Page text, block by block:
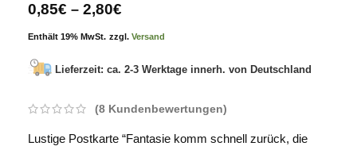
0,85€ – 2,80€
Enthält 19% MwSt. zzgl. Versand
Lieferzeit: ca. 2-3 Werktage innerh. von Deutschland
(8 Kundenbewertungen)
Lustige Postkarte “Fantasie komm schnell zurück, die